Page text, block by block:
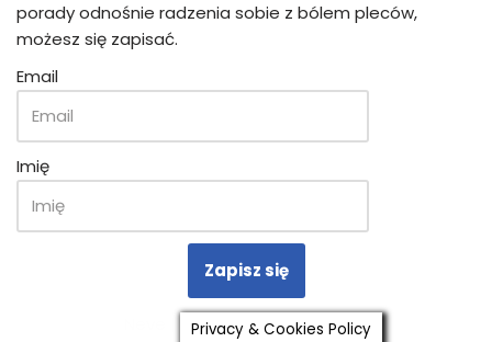
porady odnośnie radzenia sobie z bólem pleców,
możesz się zapisać.
Email
Imię
Zapisz się
| Powered byWordPress
Privacy & Cookies Policy